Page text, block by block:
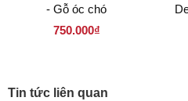
- Gỗ óc chó
750.000₫
Tin tức liên quan